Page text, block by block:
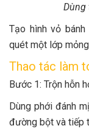
Dùng
Tạo hình vỏ
quét một lớp
Thao tác làm
Bước 1: Trộn hỗn
Dùng phới đánh
đường bột và tiếp